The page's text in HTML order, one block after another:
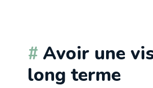
Avoir une
long terme